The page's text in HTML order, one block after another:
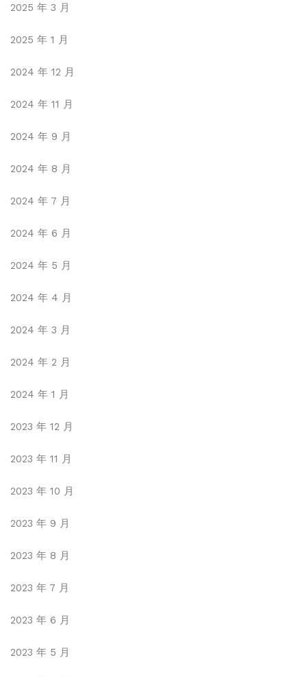
2025 年 3 月
2025 年 1 月
2024 年 12 月
2024 年 11 月
2024 年 9 月
2024 年 8 月
2024 年 7 月
2024 年 6 月
2024 年 5 月
2024 年 4 月
2024 年 3 月
2024 年 2 月
2024 年 1 月
2023 年 12 月
2023 年 11 月
2023 年 10 月
2023 年 9 月
2023 年 8 月
2023 年 7 月
2023 年 6 月
2023 年 5 月